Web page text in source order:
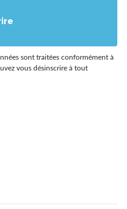
sont traitées conformément à
vous désinscrire à tout